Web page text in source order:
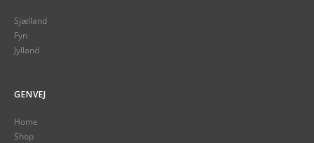
Sjælland
Fyn
Jylland
GENVEJ
Home
Shop